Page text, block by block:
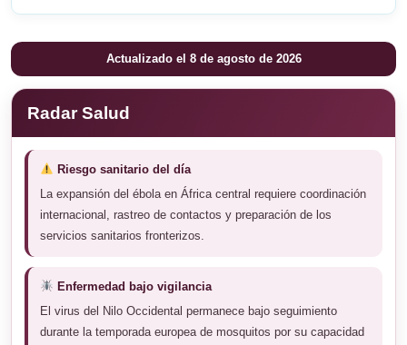
Actualizado el 8 de agosto de 2026
Radar Salud
Riesgo sanitario del día
La expansión del ébola en África central requiere coordinación
internacional, rastreo de contactos y preparación de los
servicios sanitarios fronterizos.
Enfermedad bajo vigilancia
El virus del Nilo Occidental permanece bajo seguimiento
durante la temporada europea de mosquitos por su capacidad